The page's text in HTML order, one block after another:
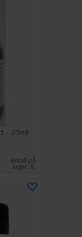
så mye
fly,
og
med
- 25ml
Antall på
lager:8